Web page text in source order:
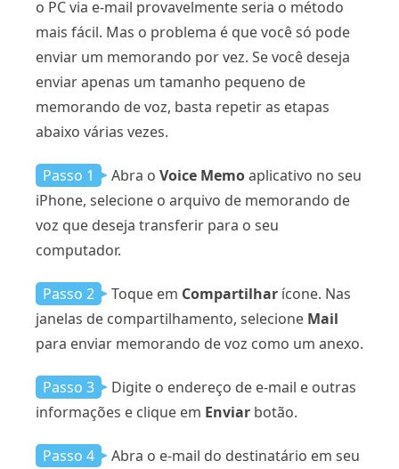
o PC via e-mail provavelmente seria o método
mais fácil. Mas o problema é que você só pode
enviar um memorando por vez. Se você deseja
enviar apenas um tamanho pequeno de
memorando de voz, basta repetir as etapas
abaixo várias vezes.
Passo 1 Abra o Voice Memoaplicativo no seu
iPhone, selecione o arquivo de memorando de
voz que deseja transferir para o seu
computador.
Passo 2 Toque em Compartilhar ícone. Nas
janelas de compartilhamento, selecione Mail
para enviar memorando de voz como um anexo.
Passo 3
Digite o endereço de e-mail e outras
informações e clique em Enviar botão.
Passo 4
Abra o e-mail do destinatário em seu